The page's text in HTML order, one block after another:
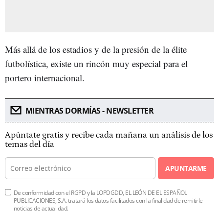
Más allá de los estadios y de la presión de la élite
futbolística, existe un rincón muy especial para el
portero internacional.
MIENTRAS DORMÍAS - NEWSLETTER
Apúntate gratis y recibe cada mañana un análisis de los
temas del día
APUNTARME
De conformidad con el RGPD y la LOPDGDD, EL LEÓN DE EL ESPAÑOL
PUBLICACIONES, S.A. tratará los datos facilitados con la finalidad de remitirle
noticias de actualidad.